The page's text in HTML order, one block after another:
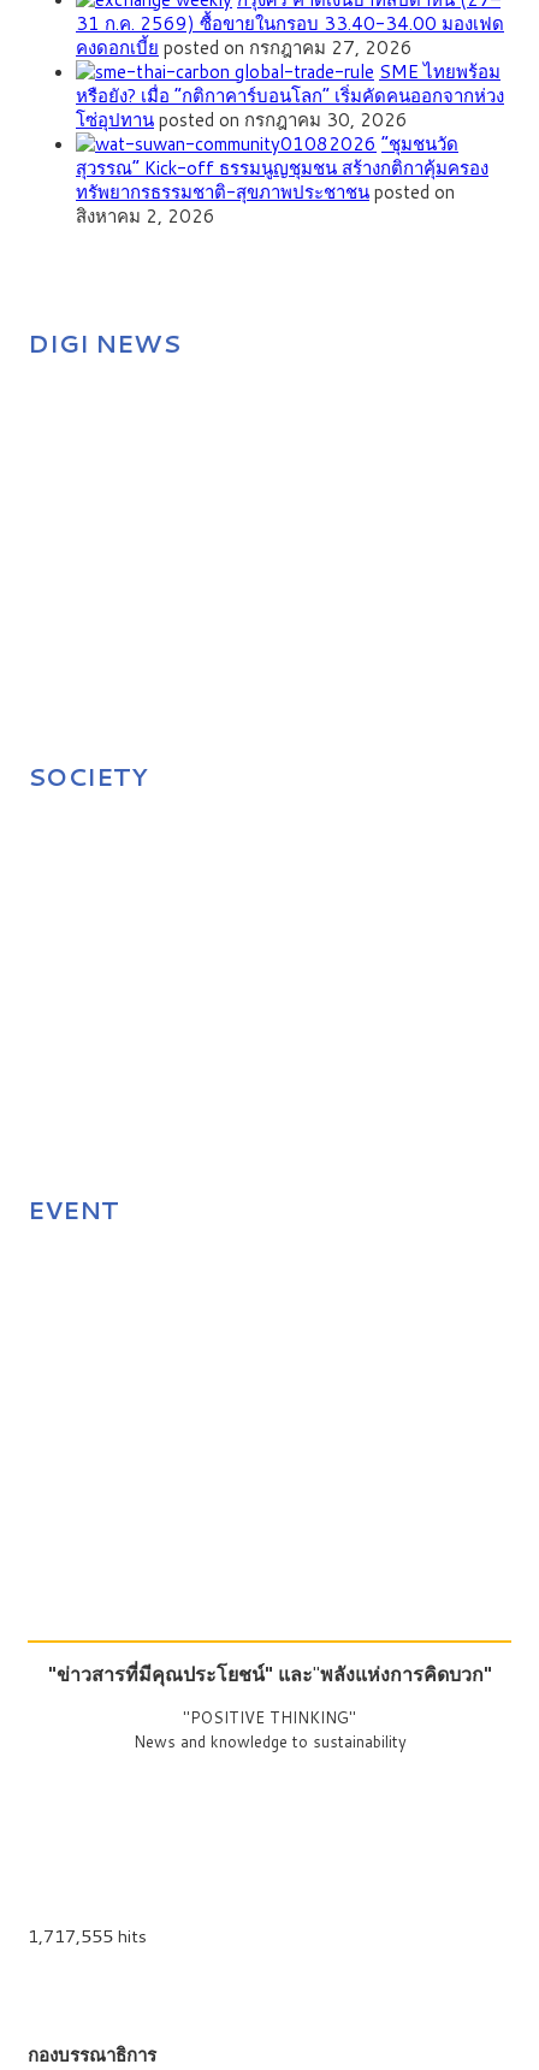
31 ก.ค. 2569) ซื้อขายในกรอบ 33.40-34.00 มองเฟด
คงดอกเบี้ย posted on กรกฎาคม 27, 2026
SME ไทยพร้อม
หรือยัง? เมื่อ “กติกาคาร์บอนโลก” เริ่มคัดคนออกจากห่วง
โซ่อุปทานposted on กรกฎาคม 30, 2026
”ชุมชนวัด
สุวรรณ” Kick-off ธรรมนูญชุมชน สร้างกติกาคุ้มครอง
ทรัพยากรธรรมชาติ-สุขภาพประชาชนposted on
สิงหาคม 2, 2026
DIGI NEWS
SOCIETY
EVENT
"ข่าวสารที่มีคุณประโยชน์" และ"พลังแห่งการคิดบวก"
"POSITIVE THINKING"
News and knowledge to sustainability
1,717,555 hits
กองบรรณาธิการ